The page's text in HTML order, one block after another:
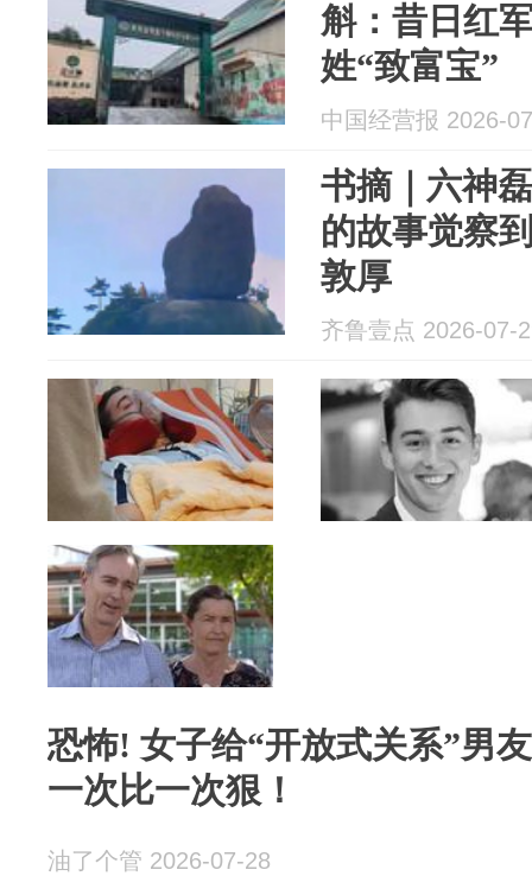
斛：昔日红
姓“致富宝”
中国经营报 2026-
书摘｜六神
的故事觉察
敦厚
齐鲁壹点 2026-07-
恐怖! 女子给“开放式关系”男
一次比一次狠！
油了个管 2026-07-28